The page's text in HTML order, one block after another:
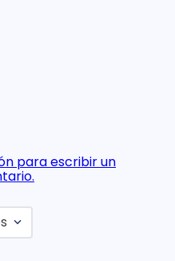
para escribir un